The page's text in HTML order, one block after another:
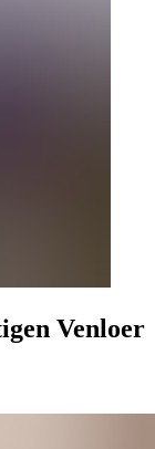
Venloer